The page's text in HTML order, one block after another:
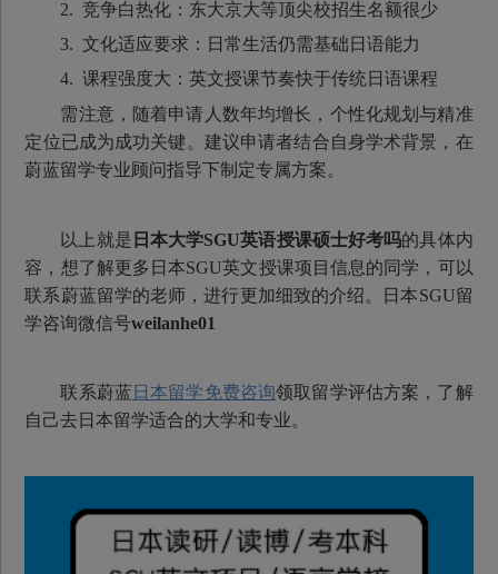
2. 竞争白热化：东大京大等顶尖校招生名额很少
3. 文化适应要求：日常生活仍需基础日语能力
4. 课程强度大：英文授课节奏快于传统日语课程
需注意，随着申请人数年均增长，个性化规划与精准
定位已成为成功关键。建议申请者结合自身学术背景，在
蔚蓝留学专业顾问指导下制定专属方案。
以上就是 日本大学SGU英语授课硕士好考吗的具体内
容，想了解更多日本SGU英文授课项目信息的同学，可以
联系蔚蓝留学的老师，进行更加细致的介绍。日本SGU留
学咨询微信号weilanhe01
联系蔚蓝 日本留学免费咨询领取留学评估方案，了解
自己去日本留学适合的大学和专业。